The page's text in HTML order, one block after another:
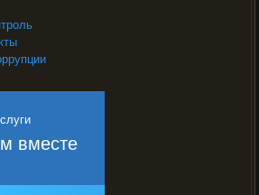
вместе